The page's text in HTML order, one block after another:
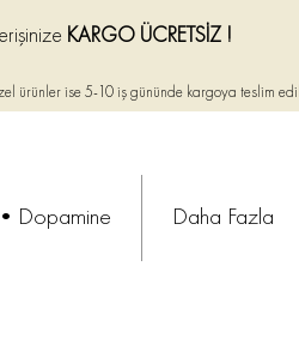
ürünler ise 5-10 iş gününde kargoya teslim
KARGO ÜCRETSİZ !
•Dopamine Daha Fazla